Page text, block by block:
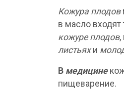
Кожура плодов
в масло
кожуре плодов,
листьяхи
В медицине
пищеварение.